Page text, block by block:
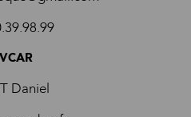
Daniel